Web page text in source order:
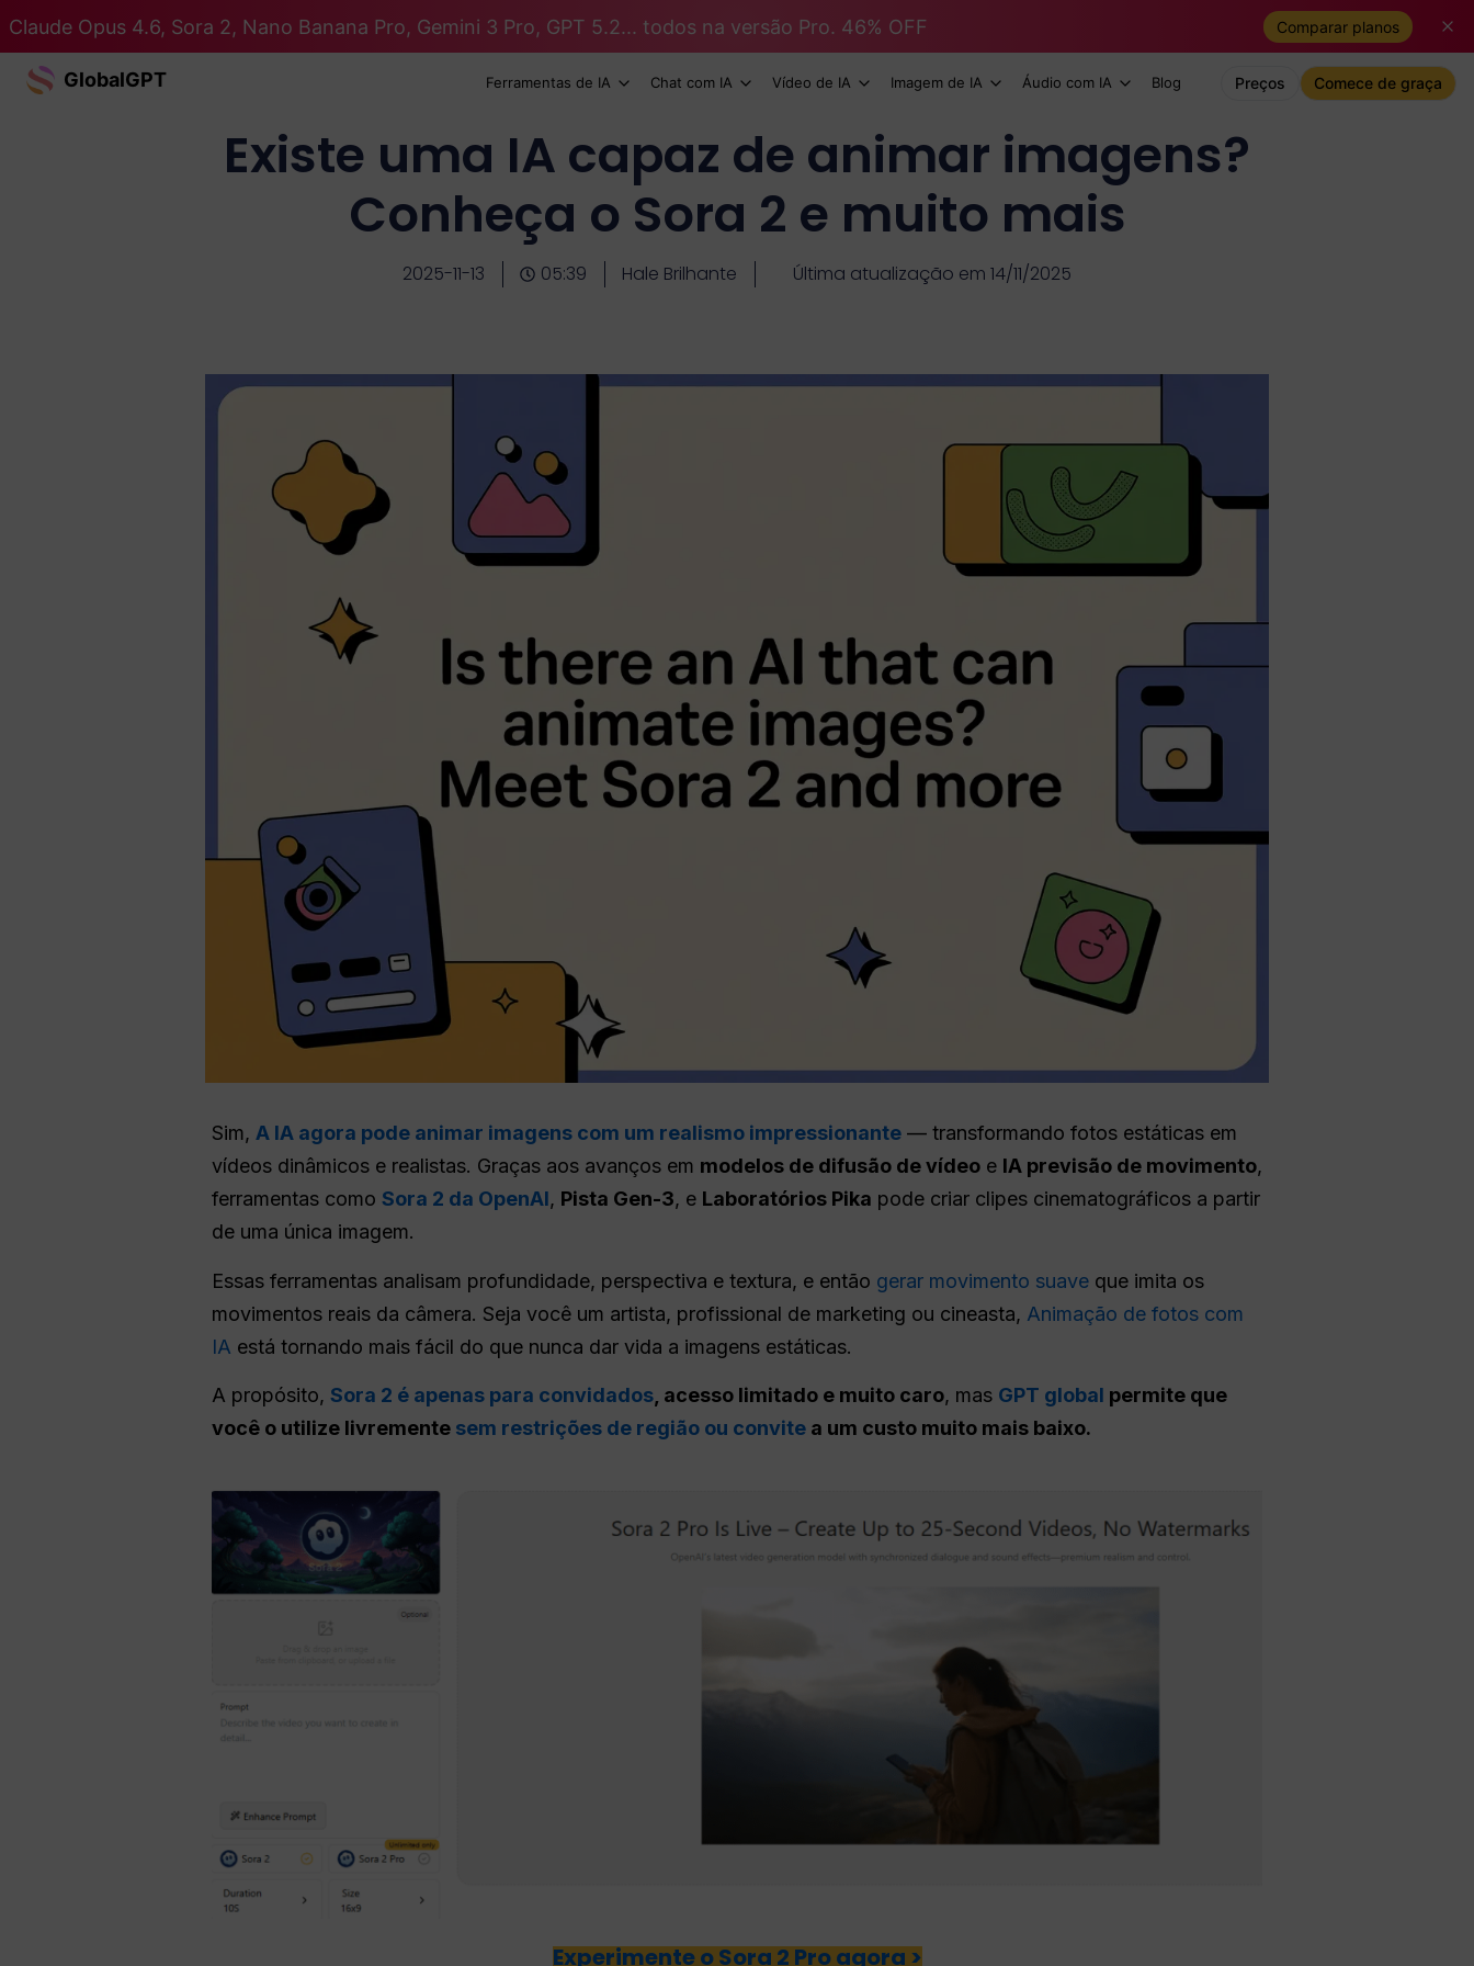
Claude Opus 4.6, Sora 2, Nano Banana Pro, Gemini 3 Pro, GPT 5.2... todos na versão Pro. 46% OFF Comparar planos
GlobalGPT Ferramentas de IA Chat com IA Vídeo de IA Imagem de IA Áudio com IA Blog Preços Comece de graça
Existe uma IA capaz de animar imagens?
Conheça o Sora 2 e muito mais
2025-11-13 05:39 Hale Brilhante Última atualização em 14/11/2025
Sim, A IA agora pode animar imagens com um realismo impressionante — transformando fotos estáticas em
vídeos dinâmicos e realistas. Graças aos avanços em modelos de difusão de vídeo e IA previsão de movimento,
ferramentas como Sora 2 da OpenAI, Pista Gen-3, e Laboratórios Pika pode criar clipes cinematográficos a partir
de uma única imagem.
Essas ferramentas analisam profundidade, perspectiva e textura, e então gerar movimento suave que imita os
movimentos reais da câmera. Seja você um artista, profissional de marketing ou cineasta, Animação de fotos com
IA está tornando mais fácil do que nunca dar vida a imagens estáticas.
A propósito, Sora 2 é apenas para convidados , acesso limitado e muito caro, mas GPT global permite que
você o utilize livremente sem restrições de região ou convite a um custo muito mais baixo.
Experimente o Sora 2 Pro agora >